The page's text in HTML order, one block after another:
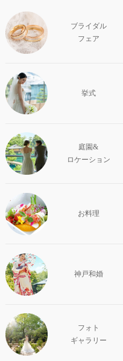
ブライダル
フェア
挙式
庭園&
ロケーション
お料理
神戸和婚
フォト
ギャラリー